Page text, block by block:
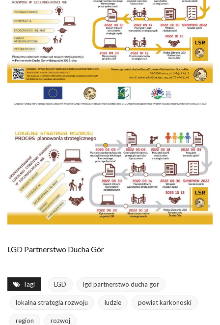
LGD Partnerstwo Ducha Gór
Tagi LGD lgd partnerstwo ducha gor
lokalna strategia rozwoju ludzie powiat karkonoski
region rozwoj